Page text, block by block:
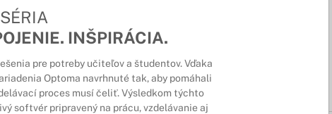
INŠPIRÁCIA.
pre potreby učiteľov a študentov. Vďaka
Optoma navrhnuté tak, aby pomáhali
proces musí čeliť. Výsledkom týchto
softvér pripravený na prácu, vzdelávanie aj